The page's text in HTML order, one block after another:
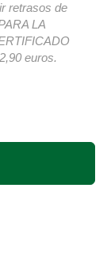
retrasos de
LA
euros.